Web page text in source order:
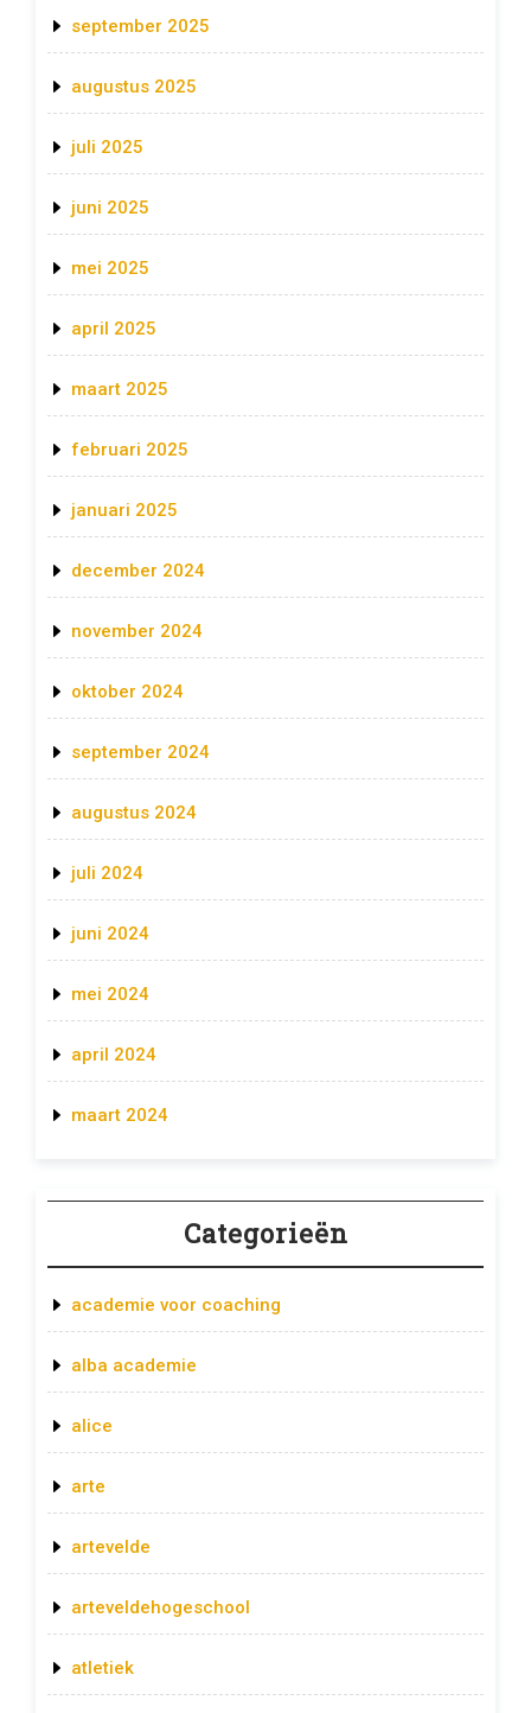
september 2025
augustus 2025
juli 2025
juni 2025
mei 2025
april 2025
maart 2025
februari 2025
januari 2025
december 2024
november 2024
oktober 2024
september 2024
augustus 2024
juli 2024
juni 2024
mei 2024
april 2024
maart 2024
Categorieën
academie voor coaching
alba academie
alice
arte
artevelde
arteveldehogeschool
atletiek